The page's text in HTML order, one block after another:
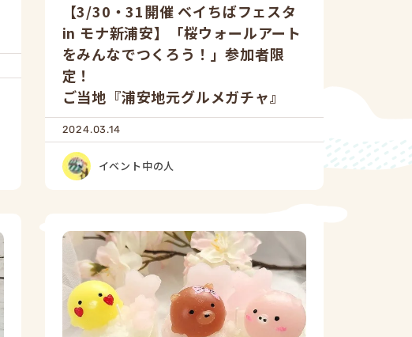
【3/30・31開催 ベイちばフェスタ
in モナ新浦安】「桜ウォールアート
をみんなでつくろう！」参加者限
定！
ご当地『浦安地元グルメガチャ』
2024.03.14
イベント中の人